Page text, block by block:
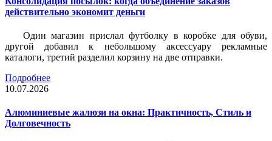
действительно экономит деньги
Один магазин прислал футболку в коробке для обуви,
другой добавил к небольшому аксессуару рекламные
каталоги, третий разделил корзину на две отправки.
Подробнее
10.07.2026
Алюминиевые жалюзи на окна: Практичность, Стиль и
Долговечность